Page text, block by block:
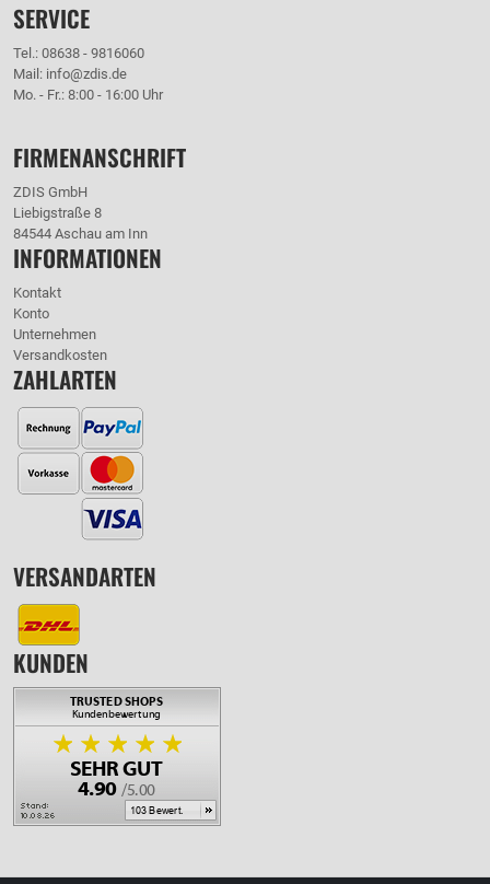
SERVICE
Tel.: 08638 - 9816060
Mail: info@zdis.de
Mo. - Fr.: 8:00 - 16:00 Uhr
FIRMENANSCHRIFT
ZDIS GmbH
Liebigstraße 8
84544 Aschau am Inn
INFORMATIONEN
Kontakt
Konto
Unternehmen
Versandkosten
ZAHLARTEN
VERSANDARTEN
KUNDEN